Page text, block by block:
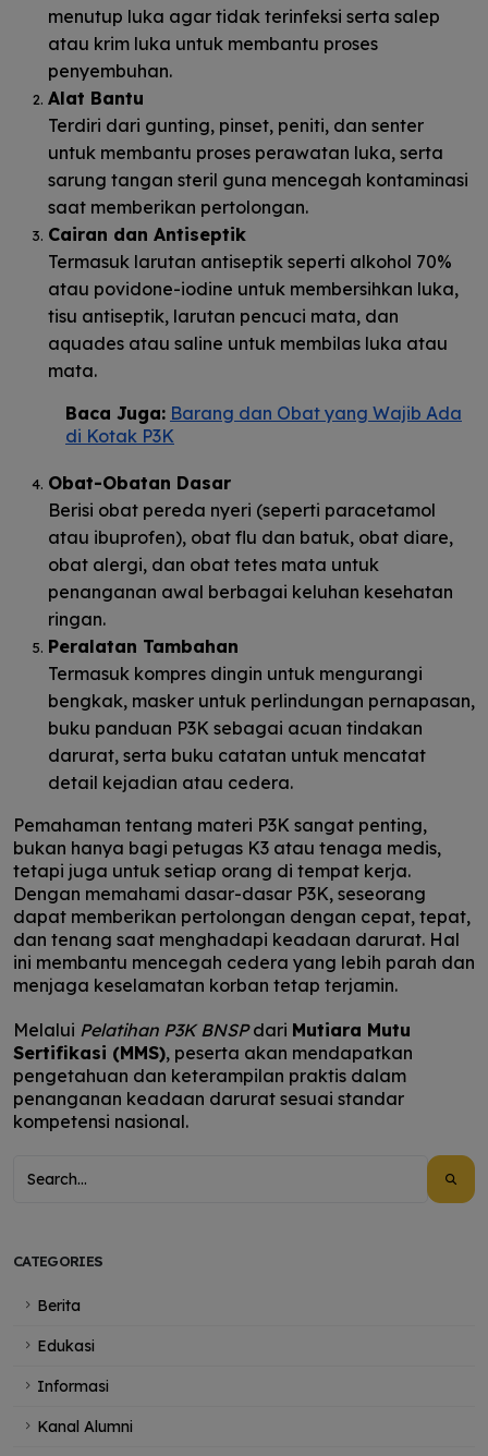
menutup luka agar tidak terinfeksi serta salep
atau krim luka untuk membantu proses
penyembuhan.
Alat Bantu
Terdiri dari gunting, pinset, peniti, dan senter
untuk membantu proses perawatan luka, serta
sarung tangan steril guna mencegah kontaminasi
saat memberikan pertolongan.
Cairan dan Antiseptik
Termasuk larutan antiseptik seperti alkohol 70%
atau povidone-iodine untuk membersihkan luka,
tisu antiseptik, larutan pencuci mata, dan
aquades atau saline untuk membilas luka atau
mata.
Baca Juga: Barang dan Obat yang Wajib Ada
di Kotak P3K
Obat-Obatan Dasar
Berisi obat pereda nyeri (seperti paracetamol
atau ibuprofen), obat flu dan batuk, obat diare,
obat alergi, dan obat tetes mata untuk
penanganan awal berbagai keluhan kesehatan
ringan.
Peralatan Tambahan
Termasuk kompres dingin untuk mengurangi
bengkak, masker untuk perlindungan pernapasan,
buku panduan P3K sebagai acuan tindakan
darurat, serta buku catatan untuk mencatat
detail kejadian atau cedera.
Pemahaman tentang materi P3K sangat penting,
bukan hanya bagi petugas K3 atau tenaga medis,
tetapi juga untuk setiap orang di tempat kerja.
Dengan memahami dasar-dasar P3K, seseorang
dapat memberikan pertolongan dengan cepat, tepat,
dan tenang saat menghadapi keadaan darurat. Hal
ini membantu mencegah cedera yang lebih parah dan
menjaga keselamatan korban tetap terjamin.
Melalui Pelatihan P3K BNSPdari Mutiara Mutu
Sertifikasi (MMS), peserta akan mendapatkan
pengetahuan dan keterampilan praktis dalam
penanganan keadaan darurat sesuai standar
kompetensi nasional.
CATEGORIES
Berita
Edukasi
Informasi
Kanal Alumni